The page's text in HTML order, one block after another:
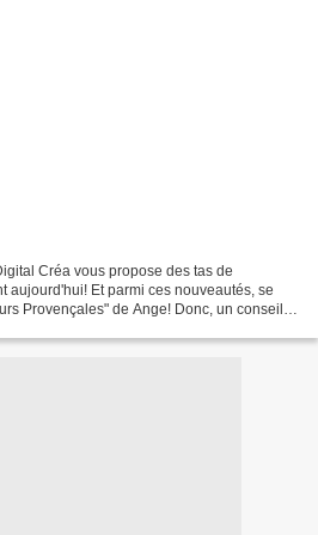
Créa vous propose des tas de
aujourd'hui! Et parmi ces nouveautés, se
Provençales" de Ange! Donc, un conseil si